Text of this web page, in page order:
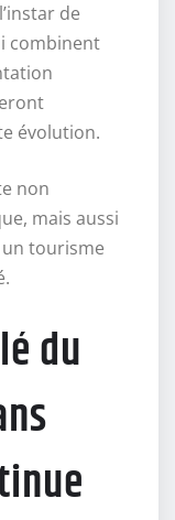
de
combinent
évolution.
non
mais aussi
tourisme
du